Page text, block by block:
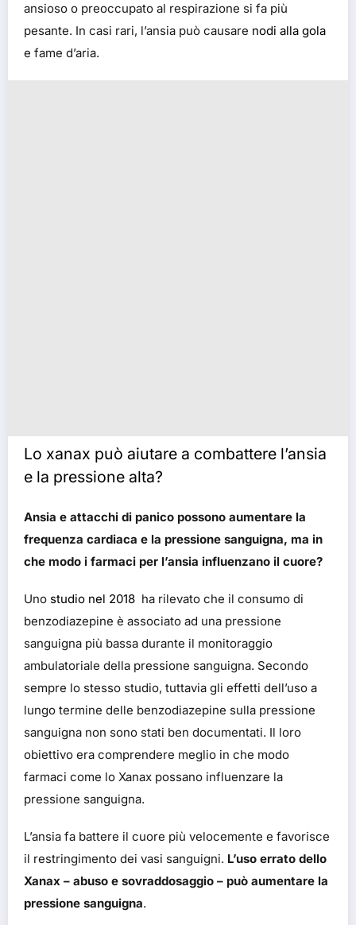
ansioso o preoccupato al respirazione si fa più
pesante. In casi rari, l’ansia può causare nodi alla gola
e fame d’aria.
Lo xanax può aiutare a combattere l’ansia
e la pressione alta?
Ansia e attacchi di panico possono aumentare la
frequenza cardiaca e la pressione sanguigna, ma in
che modo i farmaci per l’ansia influenzano il cuore?
Uno studio nel 2018 ha rilevato che il consumo di
benzodiazepine è associato ad una pressione
sanguigna più bassa durante il monitoraggio
ambulatoriale della pressione sanguigna. Secondo
sempre lo stesso studio, tuttavia gli effetti dell’uso a
lungo termine delle benzodiazepine sulla pressione
sanguigna non sono stati ben documentati. Il loro
obiettivo era comprendere meglio in che modo
farmaci come lo Xanax possano influenzare la
pressione sanguigna.
L’ansia fa battere il cuore più velocemente e favorisce
il restringimento dei vasi sanguigni. L’uso errato dello
Xanax – abuso e sovraddosaggio – può aumentare la
pressione sanguigna.